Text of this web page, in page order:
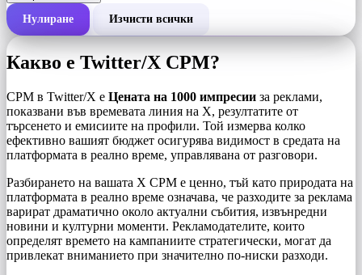
Обща цена на кампания
Брой импресии
Нулиране Изчисти всички
Какво е Twitter/X CPM?
CPM в Twitter/X е Цената на 1000 импресии за реклами,
показвани във времевата линия на X, резултатите от
търсенето и емисиите на профили. Той измерва колко
ефективно вашият бюджет осигурява видимост в средата на
платформата в реално време, управлявана от разговори.
Разбирането на вашата X CPM е ценно, тъй като природата на
платформата в реално време означава, че разходите за реклама
варират драматично около актуални събития, извънредни
новини и културни моменти. Рекламодателите, които
определят времето на кампаниите стратегически, могат да
привлекат вниманието при значително по-ниски разходи.